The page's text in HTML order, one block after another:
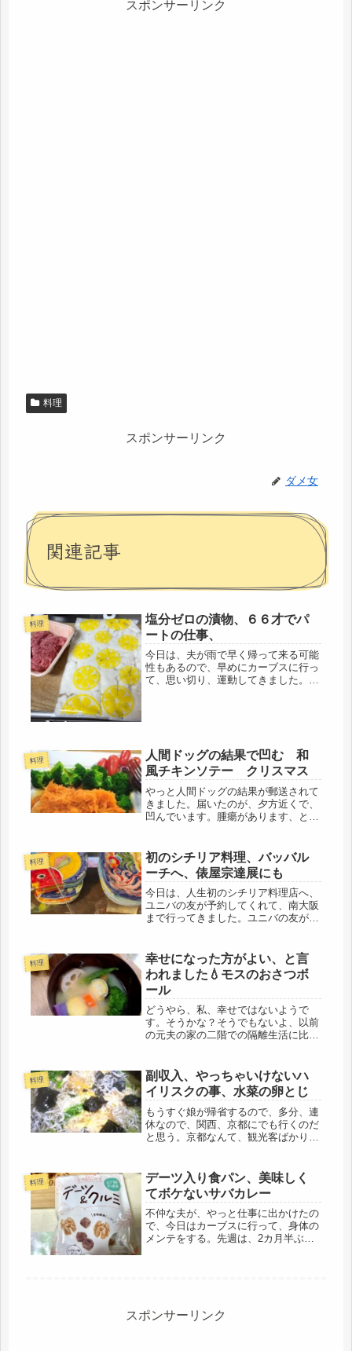
スポンサーリンク
料理
スポンサーリンク
ダメ女
関連記事
料理
塩分ゼロの漬物、６６才でパ
ートの仕事、
今日は、夫が雨で早く帰って来る可能
性もあるので、早めにカーブスに行っ
て、思い切り、運動してきました。と
料理
人間ドッグの結果で凹む 和
風チキンソテー クリスマス
やっと人間ドッグの結果が郵送されて
きました。届いたのが、夕方近くで、
凹んでいます。腫瘍があります、とい
ら・・・・眼底検査で所見が認められ
ます、精密検査を必要とします。眼科
を受診して...
料理
初のシチリア料理、バッバル
ーチへ、俵屋宗達展にも
今日は、人生初のシチリア料理店へ、
ユニバの友が予約してくれて、南大阪
まで行ってきました。ユニバの友が、
なら私もと、先日の休日に診たのだけ
ど、私は、流血が苦手だとハッキリ認
識...
料理
幸せになった方がよい、と言
われました💧モスのおさつボ
ール
どうやら、私、幸せではないようで
す。そうかな？そうでもないよ、以前
の元夫の家の二階での隔離生活に比べ
ジムへ、中学の友人が「毎日行ったら
いい」と言うので、試しに２日連続で
行って...
料理
副収入、やっちゃいけないハ
イリスクの事、水菜の卵とじ
もうすぐ娘が帰省するので、多分、連
休なので、関西、京都にでも行くのだ
と思う。京都なんて、観光客ばかりな
好きだけど、聞かれてもいないので、
黙っています。要らぬお世話。ついで
に...
料理
デーツ入り食パン、美味しく
てボケないサバカレー
不仲な夫が、やっと仕事に出かけたの
で、今日はカーブスに行って、身体の
メンテをする。先週は、2カ月半ぶり
スポンサーリンク